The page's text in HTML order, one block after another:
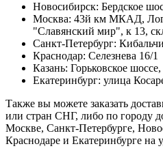
Новосибирск: Бердское
Москва: 43й км МКАД,
"Славянский мир", к 13,
Санкт-Петербург:
Краснодар: Селезнева 16/1
Казань: Горьковское
Екатеринбург: улица
Также вы можете заказать
или стран СНГ, либо по городу
Москве, Санкт-Петербурге,
Краснодаре и Екатеринбурге на